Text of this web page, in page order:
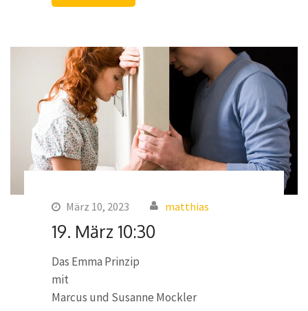
März 10, 2023 matthias
19. März 10:30
Das Emma Prinzip
mit
Marcus und Susanne Mockler